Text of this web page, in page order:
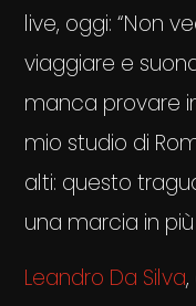
live, oggi: “Non
viaggiare e
manca provare
mio studio di
alti: questo
una marcia in
Leandro Da Silva